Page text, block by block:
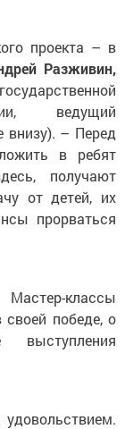
проекта – в
Разживин,
ведущий
внизу). – Перед
в ребят
получают
от детей, их
прорваться
классы
победе, о
выступ­ления